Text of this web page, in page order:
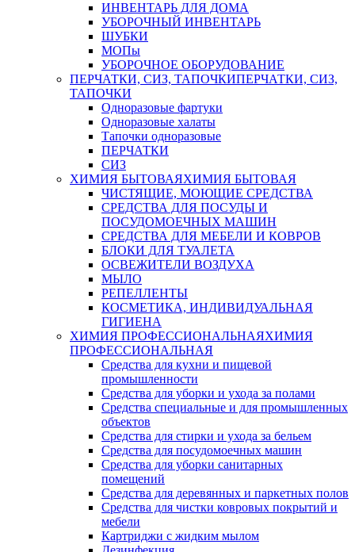
ИНВЕНТАРЬ ДЛЯ ДОМА
УБОРОЧНЫЙ ИНВЕНТАРЬ
ШУБКИ
МОПы
УБОРОЧНОЕ ОБОРУДОВАНИЕ
ПЕРЧАТКИ, СИЗ, ТАПОЧКИПЕРЧАТКИ, СИЗ,
ТАПОЧКИ
Одноразовые фартуки
Одноразовые халаты
Тапочки одноразовые
ПЕРЧАТКИ
СИЗ
ХИМИЯ БЫТОВАЯХИМИЯ БЫТОВАЯ
ЧИСТЯЩИЕ, МОЮЩИЕ СРЕДСТВА
СРЕДСТВА ДЛЯ ПОСУДЫ И
ПОСУДОМОЕЧНЫХ МАШИН
СРЕДСТВА ДЛЯ МЕБЕЛИ И КОВРОВ
БЛОКИ ДЛЯ ТУАЛЕТА
ОСВЕЖИТЕЛИ ВОЗДУХА
МЫЛО
РЕПЕЛЛЕНТЫ
КОСМЕТИКА, ИНДИВИДУАЛЬНАЯ
ГИГИЕНА
ХИМИЯ ПРОФЕССИОНАЛЬНАЯХИМИЯ
ПРОФЕССИОНАЛЬНАЯ
Средства для кухни и пищевой
промышленности
Средства для уборки и ухода за полами
Средства специальные и для промышленных
объектов
Средства для стирки и ухода за бельем
Средства для посудомоечных машин
Средства для уборки санитарных
помещений
Средства для деревянных и паркетных полов
Средства для чистки ковровых покрытий и
мебели
Картриджи с жидким мылом